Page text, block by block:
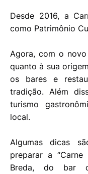
Desde 2016, a
como Patrimônio
Agora, com o
quanto à sua
os bares e
tradição. Além
turismo
local.
Algumas dicas
preparar a
Breda, do bar